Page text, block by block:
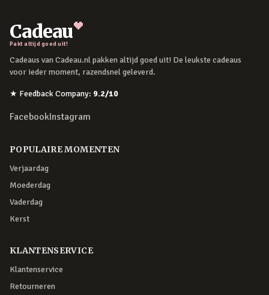
Cadeau
Pakt altijd goed uit!
Cadeaus van Cadeau.nl pakken altijd goed uit! De leukste cadeaus
voor ieder moment, razendsnel geleverd.
★ Feedback Company: 9.2/10
FacebookInstagram
POPULAIRE MOMENTEN
Verjaardag
Moederdag
Vaderdag
Kerst
KLANTENSERVICE
Klantenservice
Retourneren